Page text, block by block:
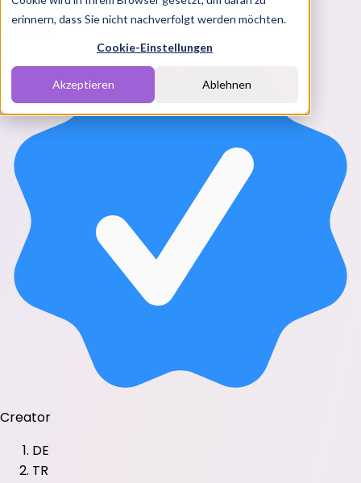
erinnern, dass Sie nicht nachverfolgt werden möchten.
Cookie-Einstellungen
Akzeptieren Ablehnen
Creator
DE
TR